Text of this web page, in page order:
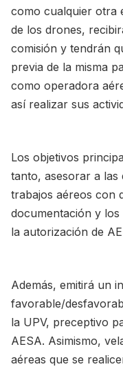
como cualquier otra
de los drones,
comisión y tendrán
previa de la misma
como operadora
así realizar sus
Los objetivos
tanto, asesorar a las
trabajos aéreos con
documentación y
la autorización de
Además, emitirá un
favorable/
la UPV, preceptivo
AESA. Asimismo,
aéreas que se